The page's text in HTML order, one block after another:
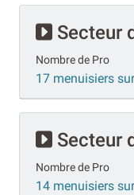
Secteur
Nombre de Pro
17 menuisiers
Secteur
Nombre de Pro
14 menuisiers sur